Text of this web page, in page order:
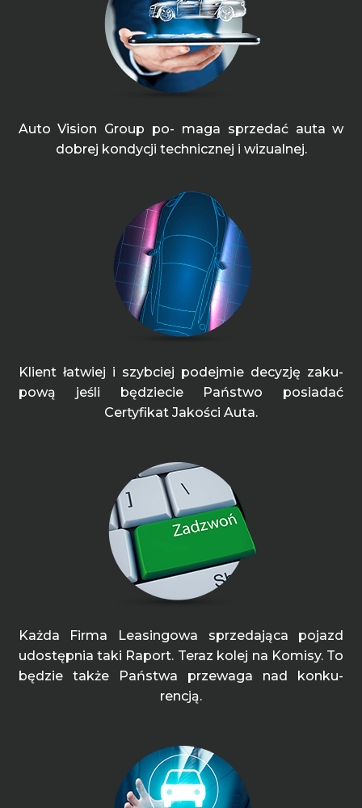
Auto Vision Group po- maga sprzedać auta w
dobrej kondycji technicznej i wizualnej.
Klient łatwiej i szybciej podejmie decyzję zaku-
pową jeśli będziecie Państwo posiadać
Certyfikat Jakości Auta.
Każda Firma Leasingowa sprzedająca pojazd
udostępnia taki Raport. Teraz kolej na Komisy. To
będzie także Państwa przewaga nad konku-
rencją.